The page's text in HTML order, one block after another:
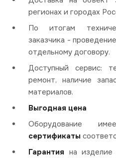
регионах и городах
По итогам
заказчика -
отдельному договору.
Доступный сервис:
ремонт, наличие
материалов.
Выгодная цена
Оборудование
сертификаты
Гарантия на изделие